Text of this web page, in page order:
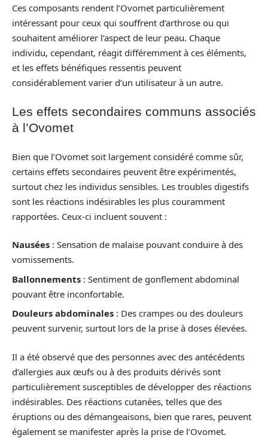
Ces composants rendent l’Ovomet particulièrement
intéressant pour ceux qui souffrent d’arthrose ou qui
souhaitent améliorer l’aspect de leur peau. Chaque
individu, cependant, réagit différemment à ces éléments,
et les effets bénéfiques ressentis peuvent
considérablement varier d’un utilisateur à un autre.
Les effets secondaires communs associés
à l’Ovomet
Bien que l’Ovomet soit largement considéré comme sûr,
certains effets secondaires peuvent être expérimentés,
surtout chez les individus sensibles. Les troubles digestifs
sont les réactions indésirables les plus couramment
rapportées. Ceux-ci incluent souvent :
Nausées : Sensation de malaise pouvant conduire à des
vomissements.
Ballonnements : Sentiment de gonflement abdominal
pouvant être inconfortable.
Douleurs abdominales : Des crampes ou des douleurs
peuvent survenir, surtout lors de la prise à doses élevées.
Il a été observé que des personnes avec des antécédents
d’allergies aux œufs ou à des produits dérivés sont
particulièrement susceptibles de développer des réactions
indésirables. Des réactions cutanées, telles que des
éruptions ou des démangeaisons, bien que rares, peuvent
également se manifester après la prise de l’Ovomet.